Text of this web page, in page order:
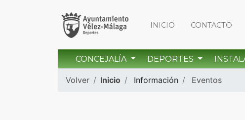
INICIO CONTACTO
CONCEJALÍA DEPORTES
Volver Inicio Información Eventos